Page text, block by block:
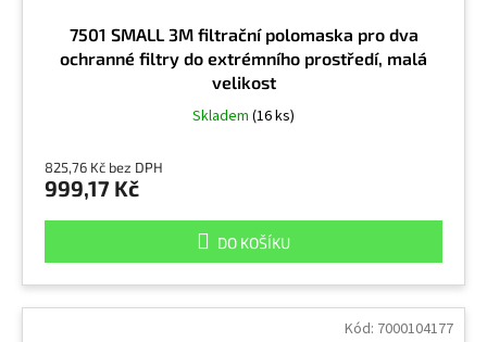
7501 SMALL 3M filtrační polomaska pro dva
ochranné filtry do extrémního prostředí, malá
velikost
Skladem (16 ks)
825,76 Kč bez DPH
999,17 Kč
DO KOŠÍKU
Kód: 7000104177